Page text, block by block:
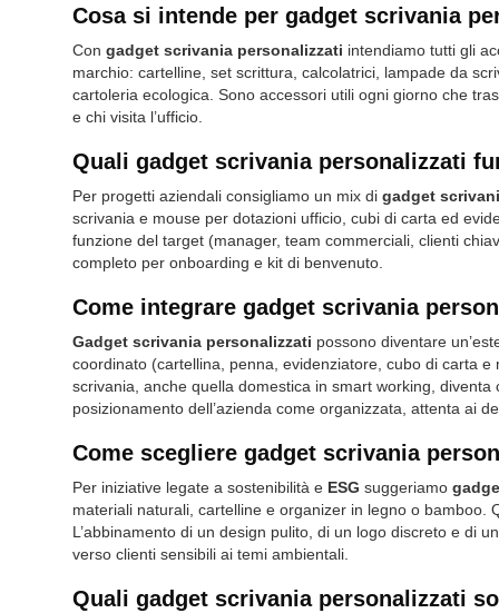
Cosa si intende per gadget scrivania
Con gadget scrivania personalizzati intendiamo tutti gli
marchio: cartelline, set scrittura, calcolatrici, lampade da
cartoleria ecologica. Sono accessori utili ogni giorno che
e chi visita l’ufficio.
Quali gadget scrivania personalizzati
Per progetti aziendali consigliamo un mix di gadget
scrivania e mouse per dotazioni ufficio, cubi di carta ed
funzione del target (manager, team commerciali, clienti
completo per onboarding e kit di benvenuto.
Come integrare gadget scrivania
Gadget scrivania personalizzati possono diventare
coordinato (cartellina, penna, evidenziatore, cubo di carta
scrivania, anche quella domestica in smart working,
posizionamento dell’azienda come organizzata, attenta ai
Come scegliere gadget scrivania
Per iniziative legate a sostenibilità e ESG suggeriamo
materiali naturali, cartelline e organizer in legno o
L’abbinamento di un design pulito, di un logo discreto e di
verso clienti sensibili ai temi ambientali.
Quali gadget scrivania personalizzati